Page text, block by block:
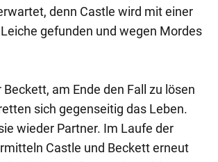
denn Castle wird mit einer
gefunden und wegen Mordes
am Ende den Fall zu lösen
sich gegenseitig das Leben.
wieder Partner. Im Laufe der
Castle und Beckett erneut